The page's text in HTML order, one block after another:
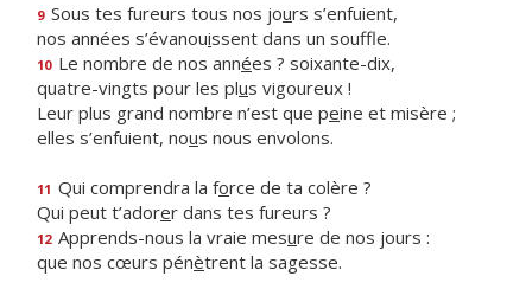
9 Sous tes fureurs tous nos jours s’enfuient,
nos années s’évanouissent dans un souffle.
10 Le nombre de nos années ? soixante-dix,
quatre-vingts pour les plus vigoureux !
Leur plus grand nombre n’est que peine et misère ;
elles s’enfuient, nous nous envolons.
11 Qui comprendra la force de ta colère ?
Qui peut t’adorer dans tes fureurs ?
12 Apprends-nous la vraie mesure de nos jours :
que nos cœurs pénètrent la sagesse.